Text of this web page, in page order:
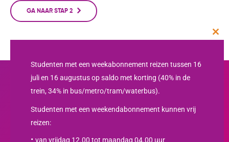
GA NAAR STAP 2
Studenten met een weekabonnement reizen tussen 16
juli en 16 augustus op saldo met korting (40% in de
trein, 34% in bus/metro/tram/waterbus).
Studenten met een weekendabonnement kunnen vrij
reizen:
van vrijdag 12.00 tot maandag 04.00 uur